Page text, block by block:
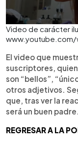
Video de carácter
www.youtube.com/
El video que
suscriptores,
son “bellos”,
otros adjetivos.
que, tras ver la
será un buen padre.
REGRESAR A LA